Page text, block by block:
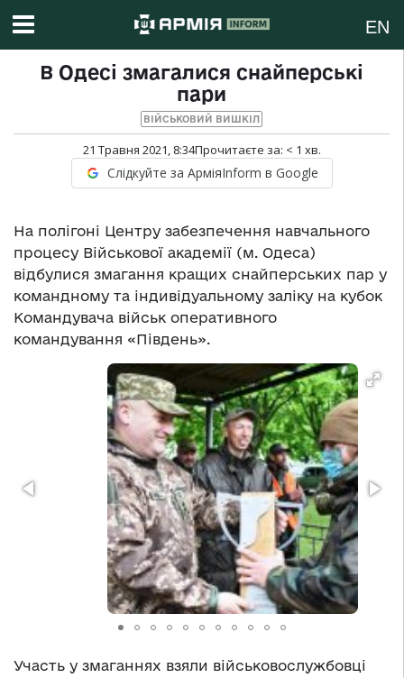
EN
В Одесі змагалися снайперські
пари
ВІЙСЬКОВИЙ ВИШКІЛ
21 Травня 2021, 8:34Прочитаєте за: < 1 хв.
Слідкуйте за АрміяInform в Google
На полігоні Центру забезпечення навчального
процесу Військової академії (м. Одеса)
відбулися змагання кращих снайперських пар у
командному та індивідуальному заліку на кубок
Командувача військ оперативного
командування «Південь».
Участь у змаганнях взяли військовослужбовці